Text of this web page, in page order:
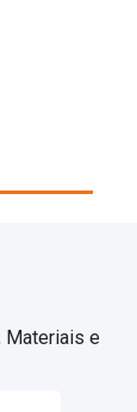
Materiais e